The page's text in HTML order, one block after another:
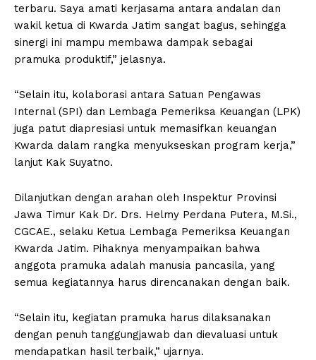
terbaru. Saya amati kerjasama antara andalan dan
wakil ketua di Kwarda Jatim sangat bagus, sehingga
sinergi ini mampu membawa dampak sebagai
pramuka produktif,” jelasnya.
“Selain itu, kolaborasi antara Satuan Pengawas
Internal (SPI) dan Lembaga Pemeriksa Keuangan (LPK)
juga patut diapresiasi untuk memasifkan keuangan
Kwarda dalam rangka menyukseskan program kerja,”
lanjut Kak Suyatno.
Dilanjutkan dengan arahan oleh Inspektur Provinsi
Jawa Timur Kak Dr. Drs. Helmy Perdana Putera, M.Si.,
CGCAE., selaku Ketua Lembaga Pemeriksa Keuangan
Kwarda Jatim. Pihaknya menyampaikan bahwa
anggota pramuka adalah manusia pancasila, yang
semua kegiatannya harus direncanakan dengan baik.
“Selain itu, kegiatan pramuka harus dilaksanakan
dengan penuh tanggungjawab dan dievaluasi untuk
mendapatkan hasil terbaik,” ujarnya.